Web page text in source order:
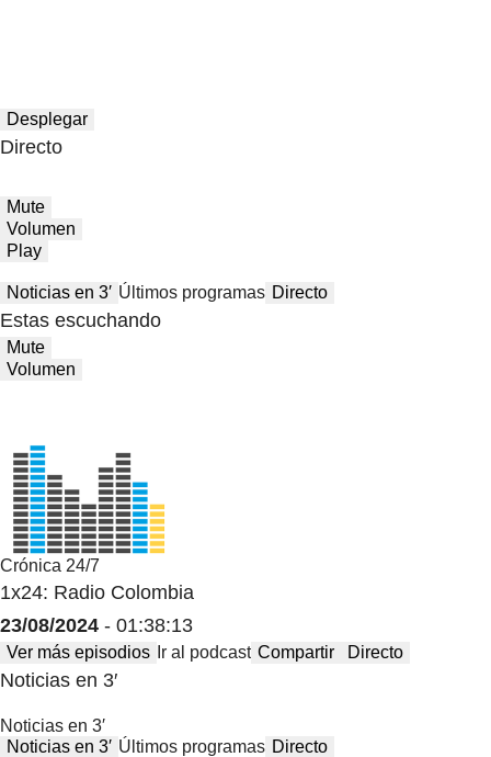
Desplegar
Directo
Mute
Volumen
Play
Noticias en 3′ Últimos programas Directo
Estas escuchando
Mute
Volumen
Crónica 24/7
1x24: Radio Colombia
23/08/2024 - 01:38:13
Ver más episodios Ir al podcast Compartir Directo
Noticias en 3′
Noticias en 3′
Noticias en 3′ Últimos programas Directo